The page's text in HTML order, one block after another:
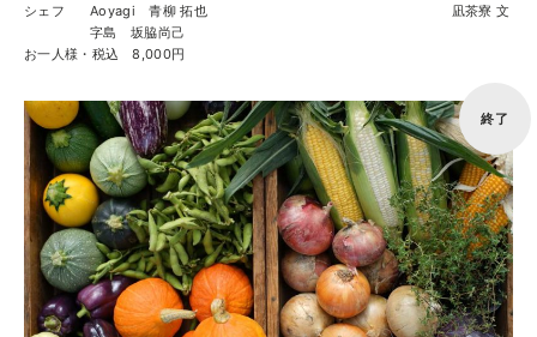
シェフ
Aoyagi 青柳 拓也 凪茶寮 文
字島 坂脇尚己
お一人様・税込
8,000円
終了